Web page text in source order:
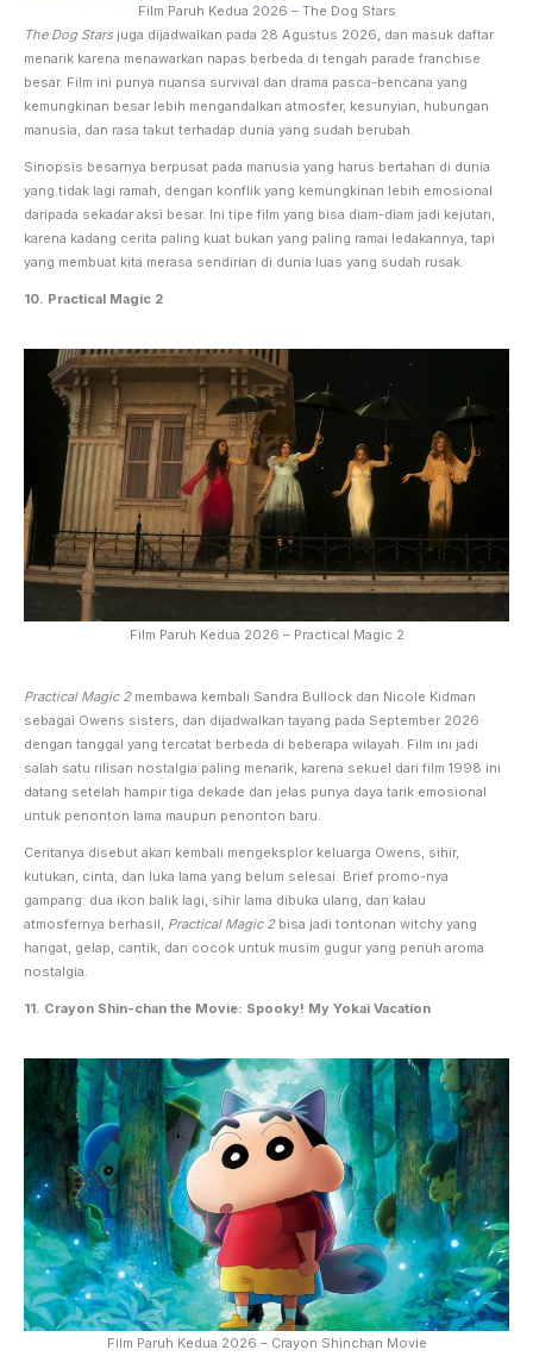
Film Paruh Kedua 2026 – The Dog Stars
The Dog Stars juga dijadwalkan pada 28 Agustus 2026, dan masuk daftar
menarik karena menawarkan napas berbeda di tengah parade franchise
besar. Film ini punya nuansa survival dan drama pasca-bencana yang
kemungkinan besar lebih mengandalkan atmosfer, kesunyian, hubungan
manusia, dan rasa takut terhadap dunia yang sudah berubah.
Sinopsis besarnya berpusat pada manusia yang harus bertahan di dunia
yang tidak lagi ramah, dengan konflik yang kemungkinan lebih emosional
daripada sekadar aksi besar. Ini tipe film yang bisa diam-diam jadi kejutan,
karena kadang cerita paling kuat bukan yang paling ramai ledakannya, tapi
yang membuat kita merasa sendirian di dunia luas yang sudah rusak.
10. Practical Magic 2
Film Paruh Kedua 2026 – Practical Magic 2
Practical Magic 2 membawa kembali Sandra Bullock dan Nicole Kidman
sebagai Owens sisters, dan dijadwalkan tayang pada September 2026
dengan tanggal yang tercatat berbeda di beberapa wilayah. Film ini jadi
salah satu rilisan nostalgia paling menarik, karena sekuel dari film 1998 ini
datang setelah hampir tiga dekade dan jelas punya daya tarik emosional
untuk penonton lama maupun penonton baru.
Ceritanya disebut akan kembali mengeksplor keluarga Owens, sihir,
kutukan, cinta, dan luka lama yang belum selesai. Brief promo-nya
gampang: dua ikon balik lagi, sihir lama dibuka ulang, dan kalau
atmosfernya berhasil, Practical Magic 2bisa jadi tontonan witchy yang
hangat, gelap, cantik, dan cocok untuk musim gugur yang penuh aroma
nostalgia.
11. Crayon Shin-chan the Movie: Spooky! My Yokai Vacation
Film Paruh Kedua 2026 – Crayon Shinchan Movie